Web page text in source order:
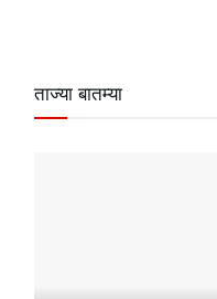
ताज्या बातम्या